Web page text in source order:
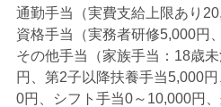
通勤手当（実費支給上限あり
資格手当（実務者研修5,000円
その他手当（家族手当：18歳
円、第2子以降扶養手当5,000
0円、シフト手当0～10,000円